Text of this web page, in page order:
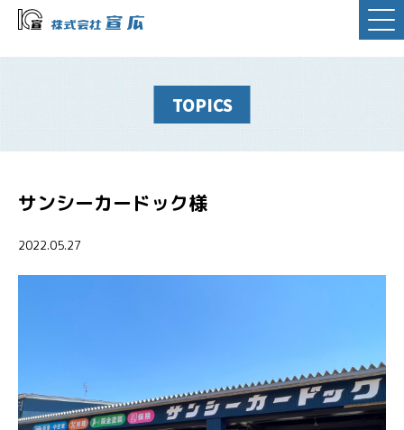
TOPICS
サンシーカードック様
2022.05.27